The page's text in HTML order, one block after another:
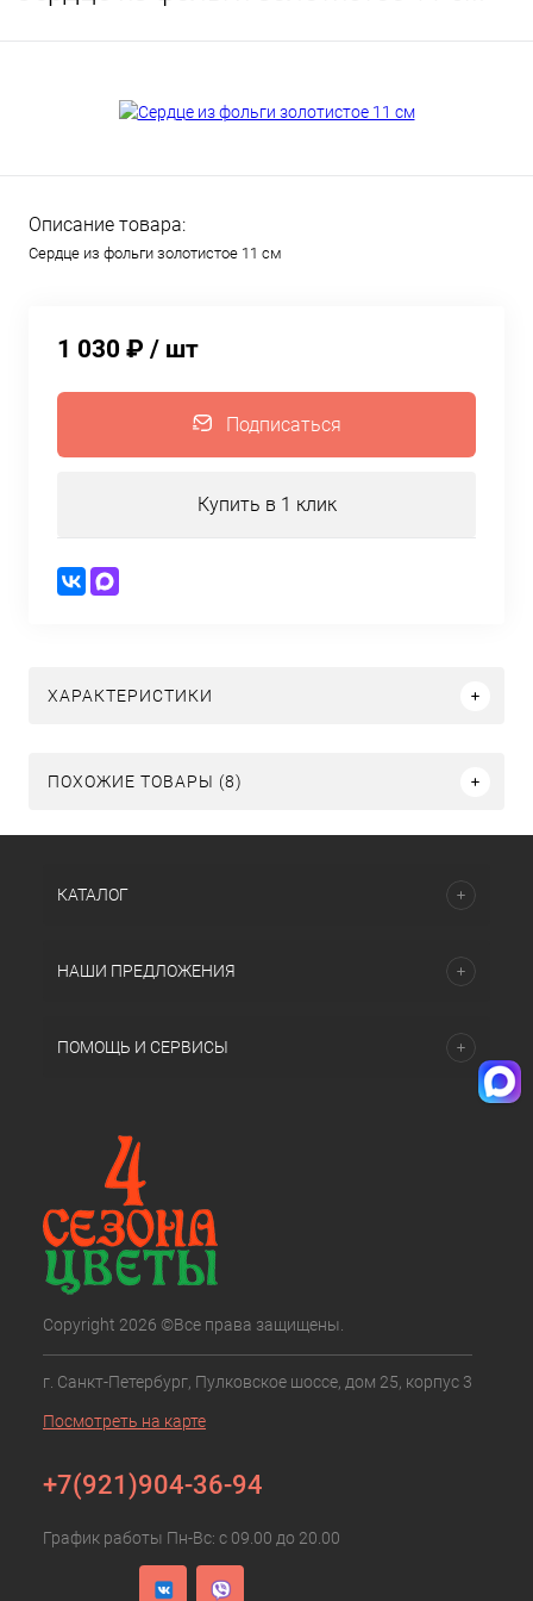
Описание товара:
Сердце из фольги золотистое 11 см
1 030 ₽ / шт
Подписаться
Купить в 1 клик
ХАРАКТЕРИСТИКИ
ПОХОЖИЕ ТОВАРЫ (8)
КАТАЛОГ
НАШИ ПРЕДЛОЖЕНИЯ
ПОМОЩЬ И СЕРВИСЫ
Copyright 2026 ©Все права защищены.
г. Санкт-Петербург, Пулковское шоссе, дом 25, корпус 3
Посмотреть на карте
+7(921)904-36-94
График работы Пн-Вс: с 09.00 до 20.00